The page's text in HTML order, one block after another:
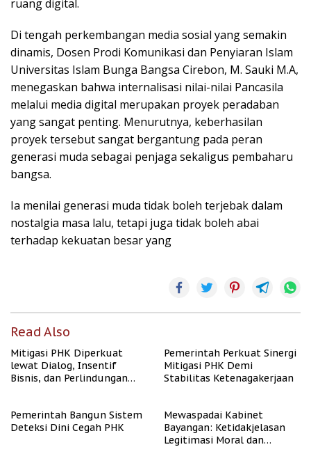
ruang digital.
Di tengah perkembangan media sosial yang semakin
dinamis, Dosen Prodi Komunikasi dan Penyiaran Islam
Universitas Islam Bunga Bangsa Cirebon, M. Sauki M.A,
menegaskan bahwa internalisasi nilai-nilai Pancasila
melalui media digital merupakan proyek peradaban
yang sangat penting. Menurutnya, keberhasilan
proyek tersebut sangat bergantung pada peran
generasi muda sebagai penjaga sekaligus pembaharu
bangsa.
Ia menilai generasi muda tidak boleh terjebak dalam
nostalgia masa lalu, tetapi juga tidak boleh abai
terhadap kekuatan besar yang
Read Also
Mitigasi PHK Diperkuat
lewat Dialog, Insentif
Bisnis, dan Perlindungan
Pemerintah Perkuat Sinergi
Mitigasi PHK Demi
Stabilitas Ketenagakerjaan
Pemerintah Bangun Sistem
Deteksi Dini Cegah PHK
Mewaspadai Kabinet
Bayangan: Ketidakjelasan
Legitimasi Moral dan